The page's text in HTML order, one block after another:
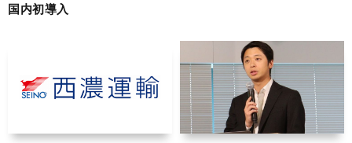
国内初導入